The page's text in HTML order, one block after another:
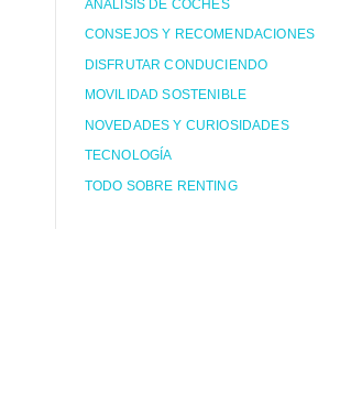
ANÁLISIS DE COCHES
CONSEJOS Y RECOMENDACIONES
DISFRUTAR CONDUCIENDO
MOVILIDAD SOSTENIBLE
NOVEDADES Y CURIOSIDADES
TECNOLOGÍA
TODO SOBRE RENTING